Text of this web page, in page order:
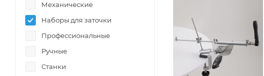
Механические
Наборы для заточки
Профессиональные
Ручные
Станки